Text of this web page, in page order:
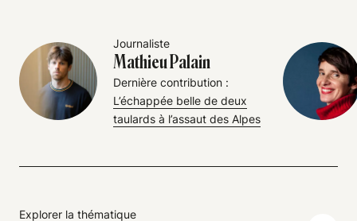
Journaliste
Mathieu Palain
Dernière contribution :
L’échappée belle de deux
taulards à l’assaut des Alpes
Explorer la thématique